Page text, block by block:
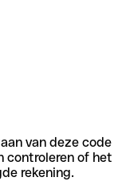
van deze code
controleren of het
rekening.